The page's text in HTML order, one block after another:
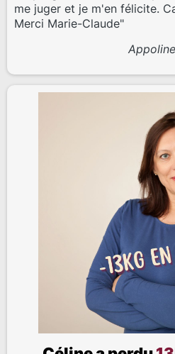
me juger et je m'en félicite.
Merci Marie-Claude"